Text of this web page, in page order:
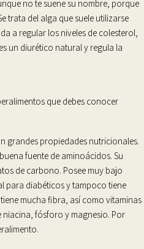
no te suene su nombre, porque
trata del alga que suele utilizarse
a regular los niveles de colesterol,
un diurético natural y regula la
grandes propiedades nutricionales.
fuente de aminoácidos. Su
de carbono. Posee muy bajo
para diabéticos y tampoco tiene
mucha fibra , así como vitaminas
niacina, fósforo y magnesio. Por